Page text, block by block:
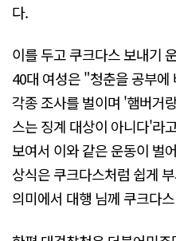
다.
이를 두고 쿠크다스 보내기
40대 여성은 "청춘을 공부에
각종 조사를 벌이며 '햄버거
스는 징계 대상이 아니다'라
보여서 이와 같은 운동이 벌
상식은 쿠크다스처럼 쉽게
의미에서 대행 님께 쿠크다